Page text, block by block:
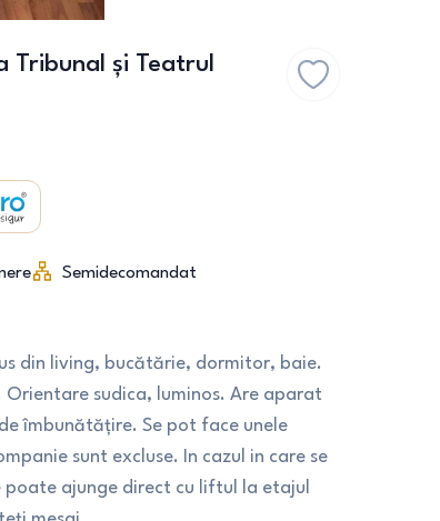
și Teatrul
Semidecomandat
din living, bucătărie, dormitor, baie.
sudica, luminos. Are aparat
îmbunătățire. Se pot face unele
sunt excluse. In cazul in care se
ajunge direct cu liftul la etajul